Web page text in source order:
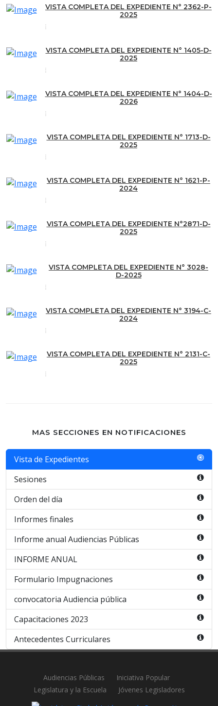
VISTA COMPLETA DEL EXPEDIENTE N° 2362-P-
2025
VISTA COMPLETA DEL EXPEDIENTE N° 1405-D-
2025
VISTA COMPLETA DEL EXPEDIENTE N° 1404-D-
2026
VISTA COMPLETA DEL EXPEDIENTE N° 1713-D-
2025
VISTA COMPLETA DEL EXPEDIENTE N° 1621-P-
2024
VISTA COMPLETA DEL EXPEDIENTE N°2871-D-
2025
VISTA COMPLETA DEL EXPEDIENTE N° 3028-
D-2025
VISTA COMPLETA DEL EXPEDIENTE N° 3194-C-
2024
VISTA COMPLETA DEL EXPEDIENTE N° 2131-C-
2025
MAS SECCIONES EN NOTIFICACIONES
Vista de Expedientes
Sesiones
Orden del día
Informes finales
Informe anual Audiencias Públicas
INFORME ANUAL
Formulario Impugnaciones
convocatoria Audiencia pública
Capacitaciones 2023
Antecedentes Curriculares
Audiencias Públicas
Iniciativa Popular
Legislatura y la Escuela
Jóvenes Legisladores